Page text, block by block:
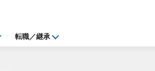
転職／継承